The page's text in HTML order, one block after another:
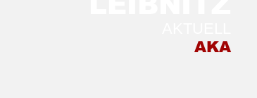
AKA